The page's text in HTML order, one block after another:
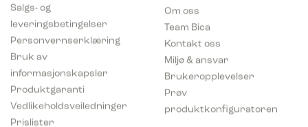
Salgs- og
leveringsbetingelser
Personvernserklæring
Bruk av
informasjonskapsler
Produktgaranti
Vedlikeholdsveiledninger
Prislister
Om oss
Team Bica
Kontakt oss
Miljø & ansvar
Brukeropplevelser
Prøv
produktkonfiguratoren